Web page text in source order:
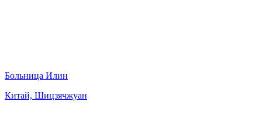
Больница Илин
Китай, Шицзячжуан